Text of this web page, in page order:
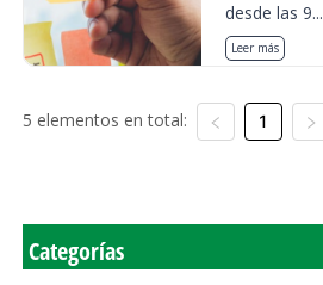
desde las 9...
Leer más
5 elementos en total: 1
Categorías